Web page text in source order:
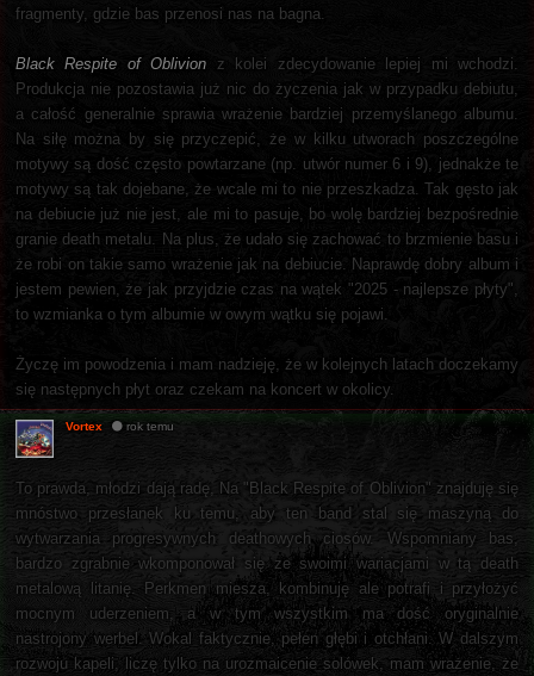
fragmenty, gdzie bas przenosi nas na bagna.
Black Respite of Oblivion z kolei zdecydowanie lepiej mi wchodzi.
Produkcja nie pozostawia już nic do życzenia jak w przypadku debiutu,
a całość generalnie sprawia wrażenie bardziej przemyślanego albumu.
Na siłę można by się przyczepić, że w kilku utworach poszczególne
motywy są dość często powtarzane (np. utwór numer 6 i 9), jednakże te
motywy są tak dojebane, że wcale mi to nie przeszkadza. Tak gęsto jak
na debiucie już nie jest, ale mi to pasuje, bo wolę bardziej bezpośrednie
granie death metalu. Na plus, że udało się zachować to brzmienie basu i
że robi on takie samo wrażenie jak na debiucie. Naprawdę dobry album i
jestem pewien, że jak przyjdzie czas na wątek "2025 - najlepsze płyty",
to wzmianka o tym albumie w owym wątku się pojawi.
Życzę im powodzenia i mam nadzieję, że w kolejnych latach doczekamy
się następnych płyt oraz czekam na koncert w okolicy.
Vortex rok temu
To prawda, młodzi dają radę, Na "Black Respite of Oblivion" znajduję się
mnóstwo przesłanek ku temu, aby ten band stal się maszyną do
wytwarzania progresywnych deathowych ciosów. Wspomniany bas,
bardzo zgrabnie wkomponował się ze swoimi wariacjami w tą death
metalową litanię. Perkmen miesza, kombinuję ale potrafi i przyłożyć
mocnym uderzeniem, a w tym wszystkim ma dość oryginalnie
nastrojony werbel. Wokal faktycznie, pełen głębi i otchłani. W dalszym
rozwoju kapeli, liczę tylko na urozmaicenie solówek, mam wrażenie, że